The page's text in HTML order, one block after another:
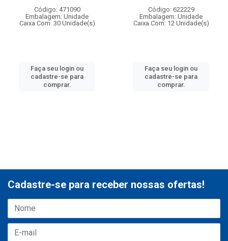
Código: 471090
Embalagem: Unidade
Caixa Com: 30 Unidade(s)
Faça seu login ou
cadastre-se para
comprar.
Código: 622229
Embalagem: Unidade
Caixa Com: 12 Unidade(s)
Faça seu login ou
cadastre-se para
comprar.
Cadastre-se para receber nossas ofertas!